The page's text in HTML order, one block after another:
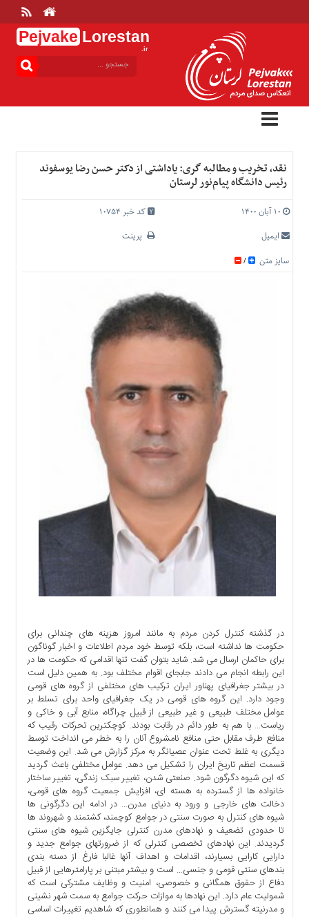
Pejvake Lorestan
.ir
بالا
خانه
ارتباط
درباره
منوی
درباره
اخبار
سایت
ارتباط
برگه
نمونه
تعرفه
درباره
چند
رسانه
ارتباط
نقد، تخریب و مطالبه گری: یاداشتی از دکتر حسن رضا یوسفوند
رئیس دانشگاه پیام‌نور لرستان
۱۰ آبان ۱۴۰۰
کد خبر 10754
ایمیل
پرینت
سایز متن
/
در گذشته کنترل کردن مردم به مانند امروز هزینه های چندانی برای
حکومت ها نداشته است، بلکه توسط خود مردم اطلاعات و اخبار گوناگون
برای حاکمان ارسال می شد. شاید بتوان گفت تنها اقدامی که حکومت ها در
این رابطه انجام می دادند جابجای اقوام مختلف بود. به همین دلیل است
در بیشتر جغرافیای پهناور ایران ترکیب های مختلفی از گروه های قومی
وجود دارد. این گروه های قومی در یک جغرافیای واحد برای تسلط بر
عوامل مختلف طبیعی و غیر طبیعی از قبیل چراگاه، منابع آبی و خاکی و
ریاست… با هم به طور دائم در رقابت بودند. کوچکترین تحرکات رقیب که
منافع طرف مقابل حتی منافع نامشروع آنان را به خطر می انداخت توسط
دیگری به غلط تحت عنوان عصیانگر به مرکز گزارش می شد. این وضعیت
قسمت اعظم تاریخ ایران را تشکیل می دهد. عوامل مختلفی باعث گردید
که این شیوه دگرگون شود. صنعتی شدن، تغییر سبک زندگی، تغییر ساختار
خانواده ها از گسترده به هسته ای، افزایش جمعیت گروه های قومی،
دخالت های خارجی و ورود به دنیای مدرن… در ادامه این دگرگونی ها
شیوه های کنترل به صورت سنتی در جوامع کوچمند، کشتمند و شهروند ها
تا حدودی تضعیف و نهادهای مدرن کنترلی جایگزین شیوه های سنتی
گردیدند. این نهادهای تخصصی کنترلی که از ضرورتهای جوامع جدید و
دارایی کارایی بسیارند، اقدامات و اهداف آنها غالبا فارغ از دسته بندی
بندهای سنتی قومی و جنسی… است و بیشتر مبتنی بر پارامترهایی از قبیل
دفاع از حقوق همگانی و خصوصی، امنیت و وظایف مشترکی است که
شمولیت عام دارد. این نهادها به موازات حرکت جوامع به سمت شهر نشینی
و مدرنیته گسترش پیدا می کنند و همانطوری که شاهدیم تغییرات اساسی